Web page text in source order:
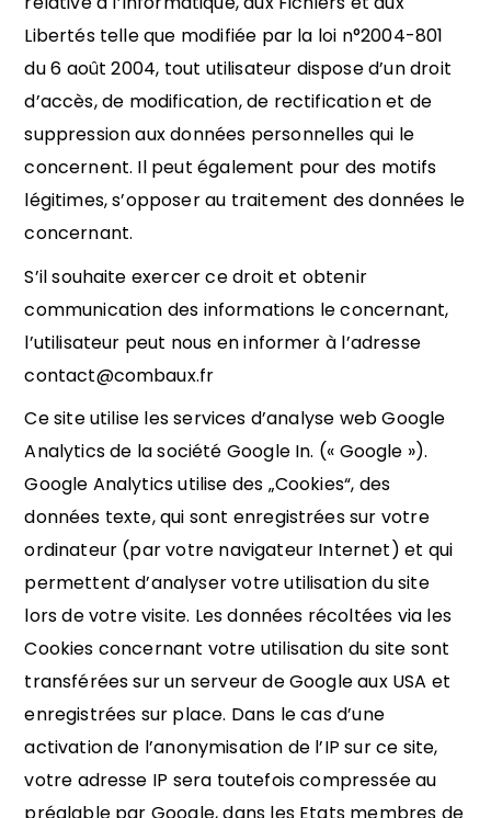
Libertés telle que modifiée par la loi n°2004-801
du 6 août 2004, tout utilisateur dispose d’un droit
d’accès, de modification, de rectification et de
suppression aux données personnelles qui le
concernent. Il peut également pour des motifs
légitimes, s’opposer au traitement des données le
concernant.
S’il souhaite exercer ce droit et obtenir
communication des informations le concernant,
l’utilisateur peut nous en informer à l’adresse
contact@combaux.fr
Ce site utilise les services d’analyse web Google
Analytics de la société Google In. (« Google »).
Google Analytics utilise des „Cookies“, des
données texte, qui sont enregistrées sur votre
ordinateur (par votre navigateur Internet) et qui
permettent d’analyser votre utilisation du site
lors de votre visite. Les données récoltées via les
Cookies concernant votre utilisation du site sont
transférées sur un serveur de Google aux USA et
enregistrées sur place. Dans le cas d’une
activation de l’anonymisation de l’IP sur ce site,
votre adresse IP sera toutefois compressée au